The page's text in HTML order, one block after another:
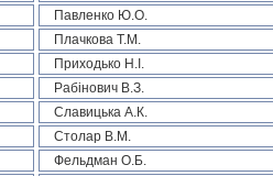
Павленко Ю.О.
Плачкова Т.М.
Приходько Н.І.
Рабінович В.З.
Славицька А.К.
Столар В.М.
Фельдман О.Б.